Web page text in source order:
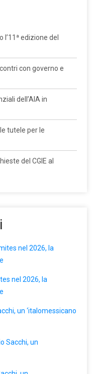
edizione del
con governo e
dell’AIA in
tutele per le
del CGIE al
nel 2026, la
nel 2026, la
un ‘italomessicano
Sacchi, un